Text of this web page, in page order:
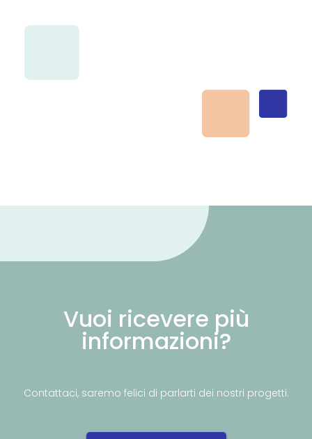
Vuoi ricevere più
informazioni?
Contattaci, saremo felici di parlarti dei nostri progetti.